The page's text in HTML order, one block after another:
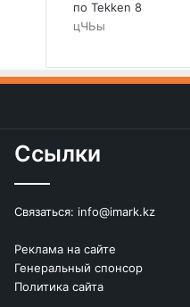
по Tekken 8
цЧЬы
Ссылки
Связаться: info@imark.kz
Реклама на сайте
Генеральный спонсор
Политика сайта